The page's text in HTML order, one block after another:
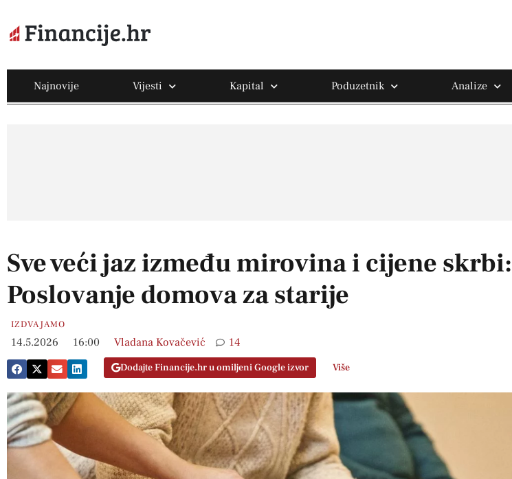
Najnovije Vijesti Kapital Poduzetnik Analize
Sve veći jaz između mirovina i cijene skrbi:
Poslovanje domova za starije
IZDVAJAMO
14.5.2026 16:00 Vladana Kovačević 14
Dodajte Financije.hr u omiljeni Google izvor Više